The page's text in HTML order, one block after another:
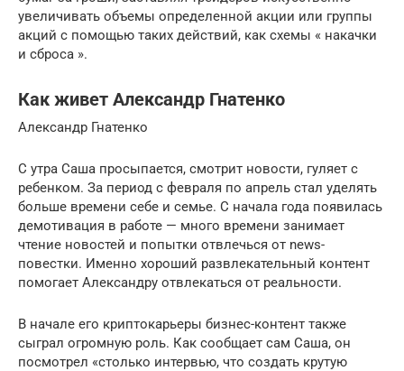
увеличивать объемы определенной акции или группы
акций с помощью таких действий, как схемы « накачки
и сброса ».
Как живет Александр Гнатенко
Александр Гнатенко
С утра Саша просыпается, смотрит новости, гуляет с
ребенком. За период с февраля по апрель стал уделять
больше времени себе и семье. С начала года появилась
демотивация в работе — много времени занимает
чтение новостей и попытки отвлечься от news-
повестки. Именно хороший развлекательный контент
помогает Александру отвлекаться от реальности.
В начале его криптокарьеры бизнес-контент также
сыграл огромную роль. Как сообщает сам Саша, он
посмотрел «столько интервью, что создать крутую